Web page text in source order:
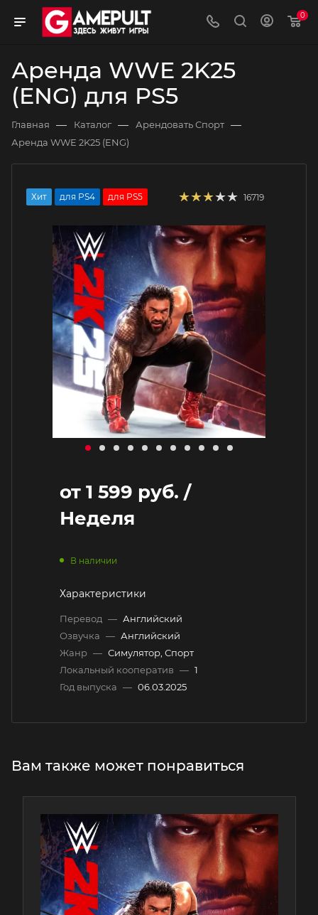
0
Аренда WWE 2K25
(ENG) для PS5
Главная — Каталог — Арендовать Спорт —
Аренда WWE 2K25 (ENG)
Хит для PS4 для PS5 16719
от 1 599 руб. /
Неделя
В наличии
Характеристики
Перевод — Английский
Озвучка — Английский
Жанр — Симулятор, Спорт
Локальный кооператив — 1
Год выпуска — 06.03.2025
Вам также может понравиться